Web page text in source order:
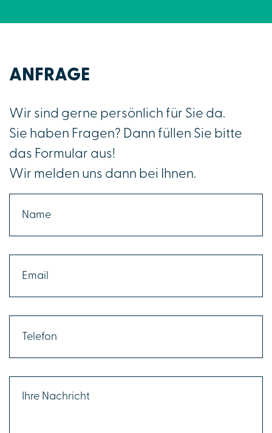
ANFRAGE
Wir sind gerne persönlich für Sie da.
Sie haben Fragen? Dann füllen Sie bitte
das Formular aus!
Wir melden uns dann bei Ihnen.